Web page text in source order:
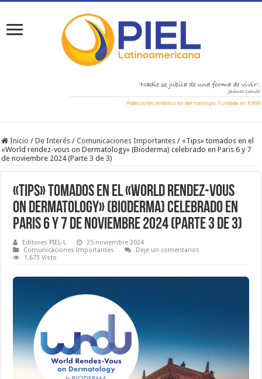
Inicio / De Interés / Comunicaciones Importantes / «Tips» tomados en el
«World rendez-vous on Dermatology» (Bioderma) celebrado en Paris 6 y 7
de noviembre 2024 (Parte 3 de 3)
«Tips» tomados en el «World rendez-vous
on Dermatology» (Bioderma) celebrado en
Paris 6 y 7 de noviembre 2024 (Parte 3 de 3)
Editores PIEL-L
25 noviembre 2024
Comunicaciones Importantes
Deje un comentarios
1,673 Visto